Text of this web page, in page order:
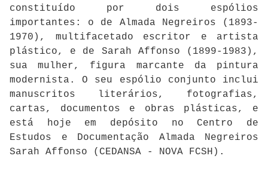
constituído por dois espólios
importantes: o de Almada Negreiros (1893-
1970), multifacetado escritor e artista
plástico, e de Sarah Affonso (1899-1983),
sua mulher, figura marcante da pintura
modernista. O seu espólio conjunto inclui
manuscritos literários, fotografias,
cartas, documentos e obras plásticas, e
está hoje em depósito no Centro de
Estudos e Documentação Almada Negreiros
Sarah Affonso (CEDANSA - NOVA FCSH).